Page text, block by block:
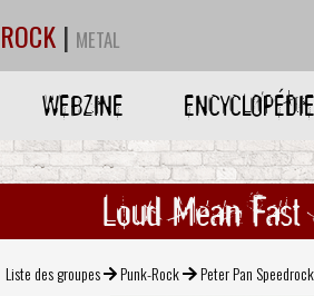
ROCK | METAL
WEBZINE ENCYCLOPÉDIE
Loud Mean
Liste des groupes Punk-Rock Peter Pan Speedrock